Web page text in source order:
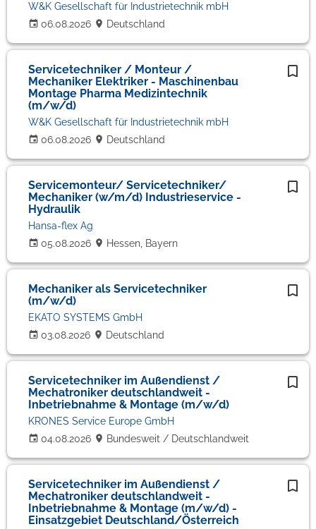
06.08.2026
W&K Gesellschaft für Industrietechnik mbH
Deutschland
Servicetechniker / Monteur /
Mechaniker Elektriker - Maschinenbau
Montage Pharma Medizintechnik
(m/w/d)
06.08.2026
W&K Gesellschaft für Industrietechnik mbH
Deutschland
Servicemonteur/ Servicetechniker/
Mechaniker (w/m/d) Industrieservice -
Hydraulik
05.08.2026
Hansa-flex Ag
Hessen, Bayern
Mechaniker als Servicetechniker
(m/w/d)
03.08.2026
EKATO SYSTEMS GmbH
Deutschland
Servicetechniker im Außendienst /
Mechatroniker deutschlandweit -
Inbetriebnahme & Montage (m/w/d)
04.08.2026
KRONES Service Europe GmbH
Bundesweit / Deutschlandweit
Servicetechniker im Außendienst /
Mechatroniker deutschlandweit -
Inbetriebnahme & Montage (m/w/d) -
Einsatzgebiet Deutschland/Österreich